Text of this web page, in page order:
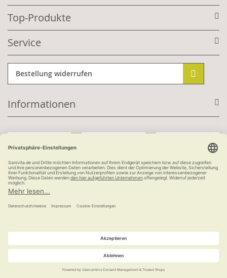
Top-Produkte
Service
Bestellung widerrufen
Informationen
Kauf auf Rechnung
versandkostenfrei
© Ludwig Bertram GmbH | 2026